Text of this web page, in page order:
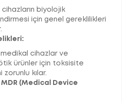
biyolojik
için genel gereklilikleri
medikal cihazlar ve
ürünler için toksisite
zorunlu kılar.
(Medical Device